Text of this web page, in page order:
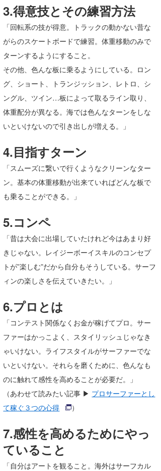
3.得意技とその練習方法
「回転系の技が得意。トラックの動かない昔な
がらのスケートボードで練習。体重移動のみで
ターンするようにすること。
その他、色んな板に乗るようにしている。ロン
グ、ショート、トランジッション、レトロ、シ
ングル、ツイン…板によって取るライン取り、
体重配分が異なる。海では色んなターンをしな
いといけないので引き出しが増える。」
4.目指すターン
「スムーズに繋いで行くようなクリーンなター
ン。基本の体重移動が出来ていればどんな板で
も乗ることができる。」
5.コンペ
「昔は大会に出場していたけれど今はあまり好
きじゃない。レイジーボーイスキルのコンセプ
トが”楽しむ”だから自分もそうしている。サーフ
ィンの楽しさを伝えていきたい。」
6.プロとは
「コンテスト関係なくお金が稼げてプロ。サー
ファーはかっこよく、スタイリッシュじゃなき
ゃいけない。ライフスタイルがサーファーでな
いといけない。それらを磨くために、色んなも
のに触れて感性を高めることが必要だ。」
（あわせて読みたい記事 ▶ プロサーファーとし
て稼ぐ３つの心得
）
7.感性を高めるためにやっ
ていること
「自分はアートを観ること。海外はサーフカル